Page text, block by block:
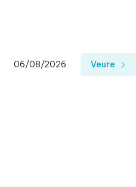
06/08/2026 Veure